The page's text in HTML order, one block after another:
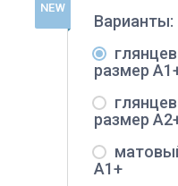
NEW
Варианты:
размер
размер
A1+